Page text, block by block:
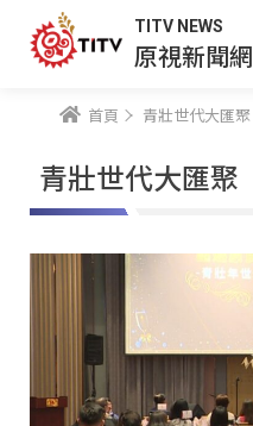
TITV NEWS
原視新聞網
首頁 青壯世代大匯聚
青壯世代大匯聚